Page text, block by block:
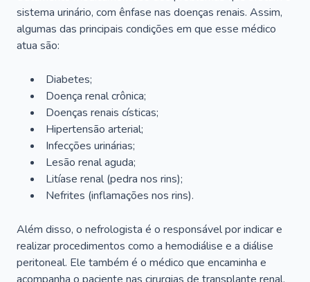
sistema urinário, com ênfase nas doenças renais. Assim,
algumas das principais condições em que esse médico
atua são:
Diabetes;
Doença renal crônica;
Doenças renais císticas;
Hipertensão arterial;
Infecções urinárias;
Lesão renal aguda;
Litíase renal (pedra nos rins);
Nefrites (inflamações nos rins).
Além disso, o nefrologista é o responsável por indicar e
realizar procedimentos como a hemodiálise e a diálise
peritoneal. Ele também é o médico que encaminha e